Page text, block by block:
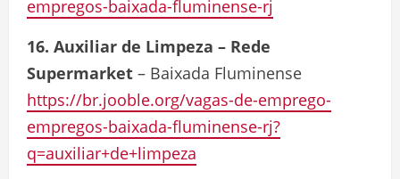
empregos-baixada-fluminense-rj
16. Auxiliar de Limpeza – Rede
Supermarket – Baixada Fluminense
https://br.jooble.org/vagas-de-emprego-
empregos-baixada-fluminense-rj?
q=auxiliar+de+limpeza